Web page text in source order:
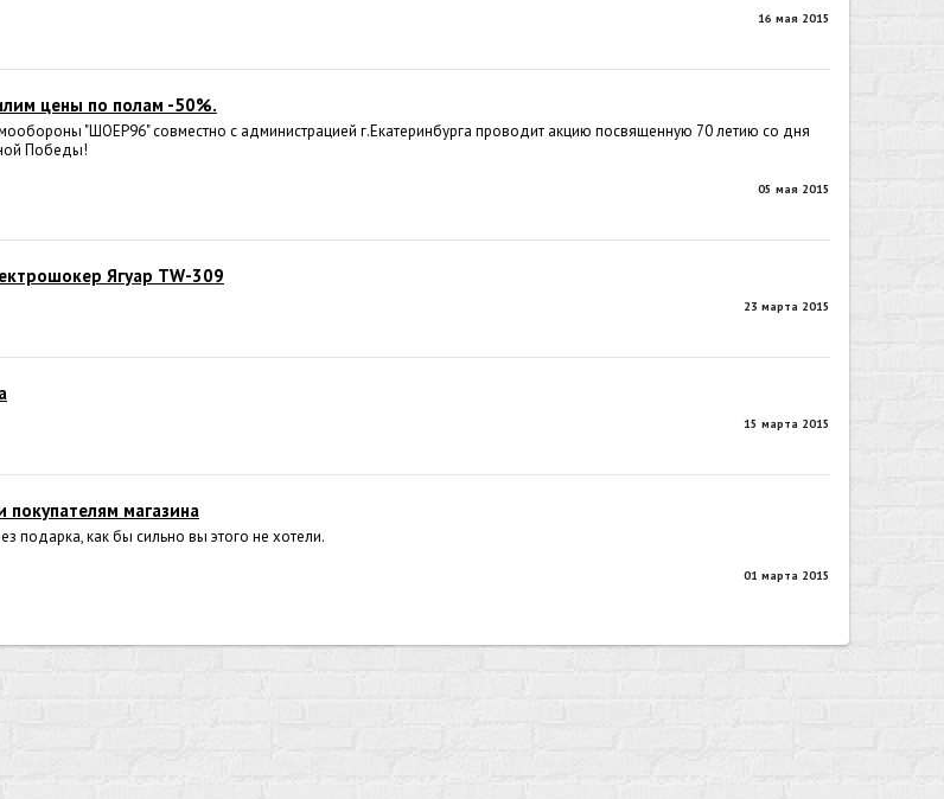
16 мая 2015
цены по полам -50%.
"ШОЕР96" совместно с администрацией г.Екатеринбурга проводит акцию посвященную 70 летию со дня
Победы!
05 мая 2015
Ягуар TW-309
23 марта 2015
15 марта 2015
покупателям магазина
подарка, как бы сильно вы этого не хотели.
01 марта 2015